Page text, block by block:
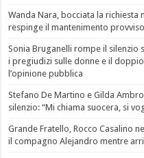
Wanda Nara, bocciata la
respinge il mantenimento
Sonia Bruganelli rompe il silenzio
i pregiudizi sulle donne e il
l’opinione pubblica
Stefano De Martino e Gilda
silenzio: “Mi chiama suocera, si
Grande Fratello, Rocco Casalino
il compagno Alejandro mentre